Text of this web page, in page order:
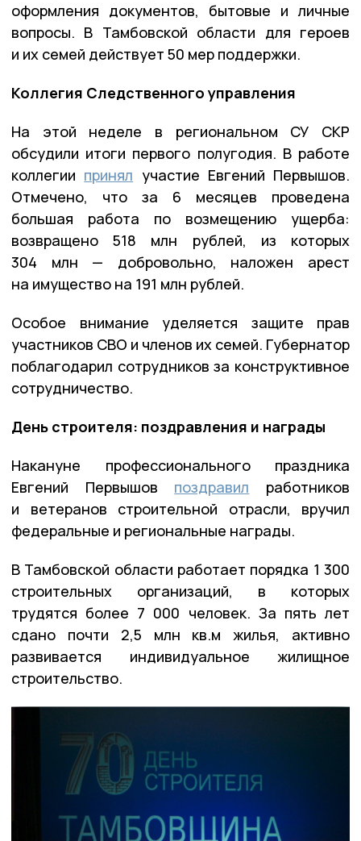
оформления документов, бытовые и личные
вопросы. В Тамбовской области для героев
и их семей действует 50 мер поддержки.
Коллегия Следственного управления
На этой неделе в региональном СУ СКР
обсудили итоги первого полугодия. В работе
коллегии принял участие Евгений Первышов.
Отмечено, что за 6 месяцев проведена
большая работа по возмещению ущерба:
возвращено 518 млн рублей, из которых
304 млн — добровольно, наложен арест
на имущество на 191 млн рублей.
Особое внимание уделяется защите прав
участников СВО и членов их семей. Губернатор
поблагодарил сотрудников за конструктивное
сотрудничество.
День строителя: поздравления и награды
Накануне профессионального праздника
Евгений Первышов поздравил работников
и ветеранов строительной отрасли, вручил
федеральные и региональные награды.
В Тамбовской области работает порядка 1 300
строительных организаций, в которых
трудятся более 7 000 человек. За пять лет
сдано почти 2,5 млн кв.м жилья, активно
развивается индивидуальное жилищное
строительство.